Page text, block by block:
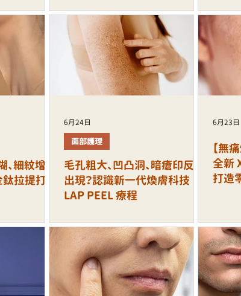
、細紋增
拉提打造
毛孔粗大、凹凸洞、暗瘡印反覆
出現？認識新一代煥膚科技
LAP PEEL 療程
面部護理
6月24日
【無
全新
打造
6月23日